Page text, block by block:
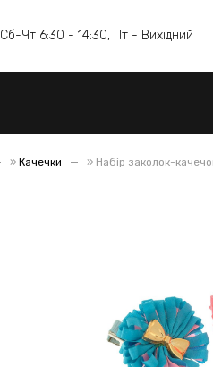
Сб-Чт 6:30 - 14:30, Пт - Вихідний
» Качечки » Набір заколок-